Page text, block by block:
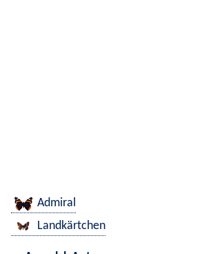
Admiral
Landkärtchen